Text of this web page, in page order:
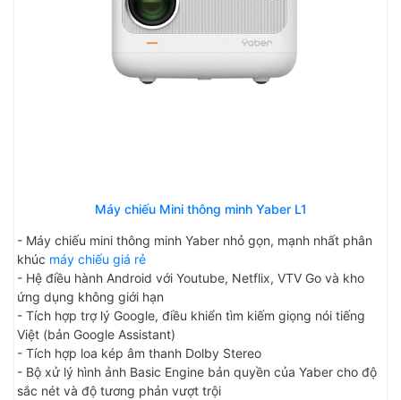
Máy chiếu Mini thông minh Yaber L1
- Máy chiếu mini thông minh Yaber nhỏ gọn, mạnh nhất phân
khúc máy chiếu giá rẻ
- Hệ điều hành Android với Youtube, Netflix, VTV Go và kho
ứng dụng không giới hạn
- Tích hợp trợ lý Google, điều khiển tìm kiếm giọng nói tiếng
Việt (bản Google Assistant)
- Tích hợp loa kép âm thanh Dolby Stereo
- Bộ xử lý hình ảnh Basic Engine bản quyền của Yaber cho độ
sắc nét và độ tương phản vượt trội